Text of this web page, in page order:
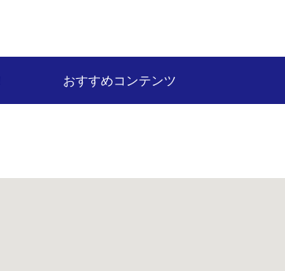
おすすめコンテンツ